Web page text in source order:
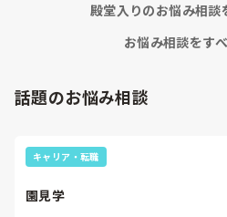
殿堂入りのお悩み相談
お悩み相談をす
話題のお悩み相談
キャリア・転職
園見学